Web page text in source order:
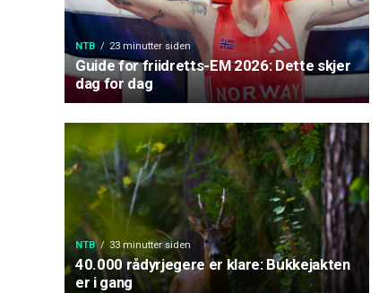
NTB 23 minutter siden
Guide for friidretts-EM 2026: Dette skjer
dag for dag
NTB 33 minutter siden
40.000 rådyrjegere er klare: Bukkejakten
er i gang